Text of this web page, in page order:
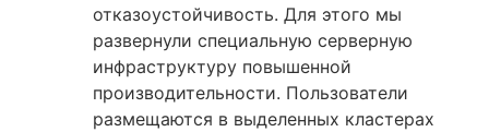
отказоустойчивость. Для этого мы
развернули специальную серверную
инфраструктуру повышенной
производительности. Пользователи
размещаются в выделенных кластерах